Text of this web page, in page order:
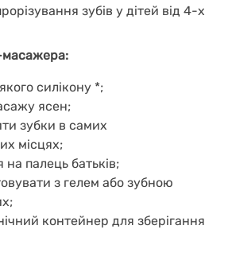
зубів у дітей від 4-х
масажера:
силікону *;
ясен;
зубки в самих
місцях;
на палець батьків;
з гелем або зубною
контейнер для зберігання